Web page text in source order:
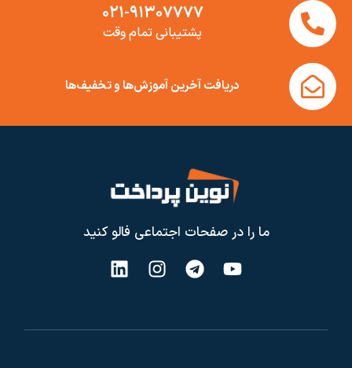
۰۲۱-۹۱۳۰۷۷۷۷
پشتیبانی تمام وقت
دریافت آخرین آموزش‌ها و تخفیف‌ها
ما را در صفحات اجتماعی فالو کنید